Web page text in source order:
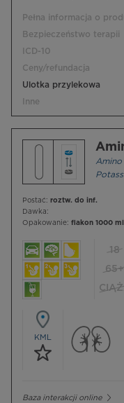
Pełna informacja o
Bezpieczeństwo terapii
ICD-10
Ceny/refundacja
Ulotka przylekowa
Inne
Amino
Postać: roztw. do inf.
Dawka:
Opakowanie: flakon 1000 ml
18
KML
Baza interakcji online